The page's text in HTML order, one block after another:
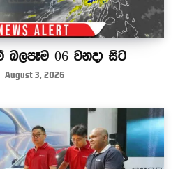
බලපෑම 06 වනදා සිට
August 3, 2026